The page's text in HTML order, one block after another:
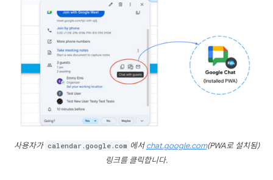
사용자가 calendar.google.com 에서chat.google.com(PWA로 설치됨)
링크를 클릭합니다.